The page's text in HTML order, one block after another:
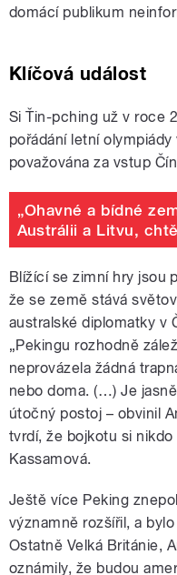
domácí publikum
Klíčová událost
Si Ťin-pching už v roce
pořádání letní
považována za vstup
„Ohavné a bídné
Austrálii a Litvu,
Blížící se zimní hry jsou
že se země stává
australské diplomatky v
„Pekingu rozhodně
neprovázela žádná
nebo doma. (…) Je
útočný postoj – obvinil
tvrdí, že bojkotu si
Kassamová.
Ještě více Peking
významně rozšířil, a
Ostatně Velká Británie,
oznámily, že budou